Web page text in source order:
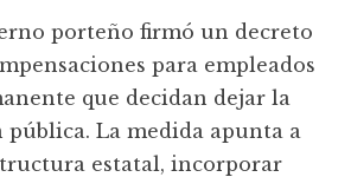
porteño firmó un decreto
para empleados
que decidan dejar la
La medida apunta a
estatal, incorporar